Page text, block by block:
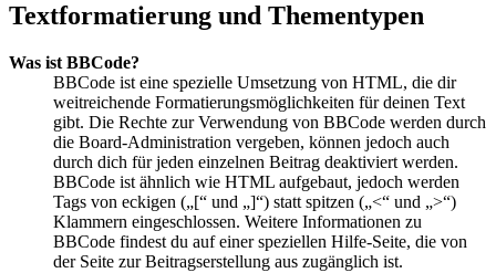
Textformatierung und Thementypen
Was ist BBCode?
BBCode ist eine spezielle Umsetzung von HTML, die dir
weitreichende Formatierungsmöglichkeiten für deinen Text
gibt. Die Rechte zur Verwendung von BBCode werden durch
die Board-Administration vergeben, können jedoch auch
durch dich für jeden einzelnen Beitrag deaktiviert werden.
BBCode ist ähnlich wie HTML aufgebaut, jedoch werden
Tags von eckigen („[“ und „]“) statt spitzen („<“ und „>“)
Klammern eingeschlossen. Weitere Informationen zu
BBCode findest du auf einer speziellen Hilfe-Seite, die von
der Seite zur Beitragserstellung aus zugänglich ist.